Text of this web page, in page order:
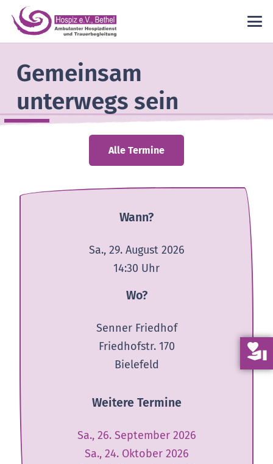
Gemeinsam
unterwegs sein
Alle Termine
Wann?
Sa., 29. August 2026
14:30 Uhr
Wo?
Senner Friedhof
Friedhofstr. 170
Bielefeld
Weitere Termine
Sa., 26. September 2026
Sa., 24. Oktober 2026
volunteer_activism